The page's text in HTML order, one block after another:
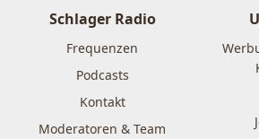
Schlager Radio
Frequenzen
Podcasts
Kontakt
Moderatoren & Team